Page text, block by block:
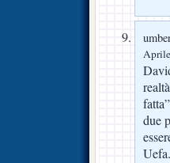
due
Uefa.